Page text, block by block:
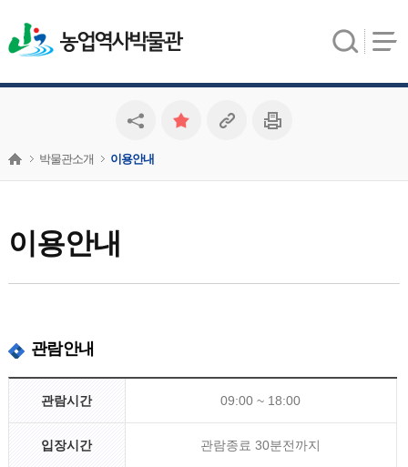
농업역사박물관
이용안내
박물관소개 이용안내
관람안내
관람시간 09:00 ~ 18:00
입장시간 관람종료 30분전까지